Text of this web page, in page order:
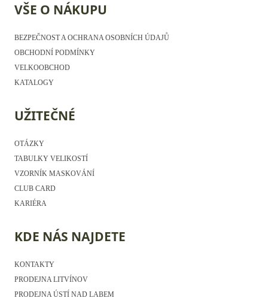
VŠE O NÁKUPU
BEZPEČNOST A OCHRANA OSOBNÍCH ÚDAJŮ
OBCHODNÍ PODMÍNKY
VELKOOBCHOD
KATALOGY
UŽITEČNÉ
OTÁZKY
TABULKY VELIKOSTÍ
VZORNÍK MASKOVÁNÍ
CLUB CARD
KARIÉRA
KDE NÁS NAJDETE
KONTAKTY
PRODEJNA LITVÍNOV
PRODEJNA ÚSTÍ NAD LABEM